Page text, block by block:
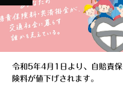
令和5年4月1日より、自賠責保
険料が値下げされます。